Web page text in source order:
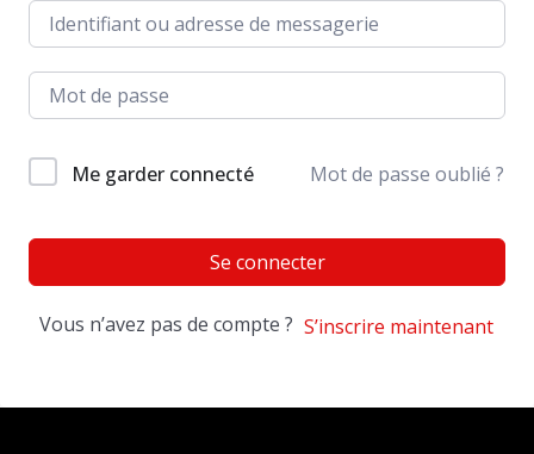
Me garder connecté Mot de passe oublié ?
Se connecter
Vous n’avez pas de compte ? S’inscrire maintenant